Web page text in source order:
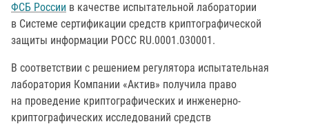
ФСБ России в качестве испытательной лаборатории
в Системе сертификации средств криптографической
защиты информации РОСС RU.0001.030001.
В соответствии с решением регулятора испытательная
лаборатория Компании «Актив» получила право
на проведение криптографических и инженерно-
криптографических исследований средств